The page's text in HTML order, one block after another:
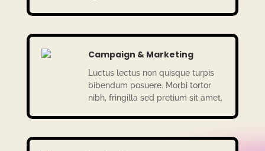
Campaign & Marketing
Luctus lectus non quisque turpis
biben­dum posu­ere. Morbi tortor
nibh, frin­gilla sed pretium sit amet.